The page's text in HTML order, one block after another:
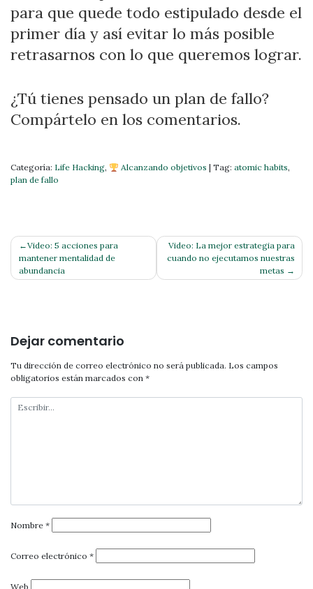
para que quede todo estipulado desde el
primer día y así evitar lo más posible
retrasarnos con lo que queremos lograr.
¿Tú tienes pensado un plan de fallo?
Compártelo en los comentarios.
Categoría: Life Hacking, Alcanzando objetivos | Tag: atomic habits,
plan de fallo
Navegación
de
entradas
Video: 5 acciones para
mantener mentalidad de
abundancia
Video: La mejor estrategia para
cuando no ejecutamos nuestras
metas
Dejar comentario
Tu dirección de correo electrónico no será publicada. Los campos
obligatorios están marcados con *
Nombre *
Correo electrónico *
Web